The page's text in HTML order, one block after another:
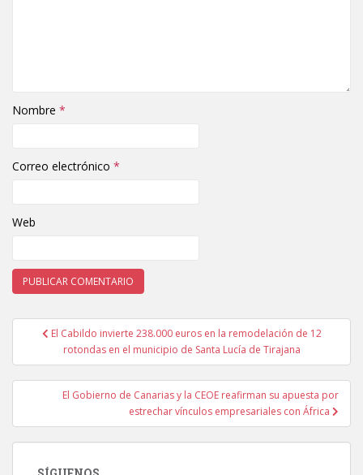
Nombre *
Correo electrónico *
Web
Navegación de entradas
El Cabildo invierte 238.000 euros en la remodelación de 12
rotondas en el municipio de Santa Lucía de Tirajana
El Gobierno de Canarias y la CEOE reafirman su apuesta por
estrechar vínculos empresariales con África